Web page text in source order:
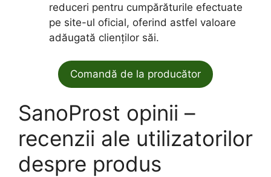
reduceri pentru cumpărăturile efectuate
pe site-ul oficial, oferind astfel valoare
adăugată clienților săi.
Comandă de la producător
SanoProst opinii –
recenzii ale utilizatorilor
despre produs